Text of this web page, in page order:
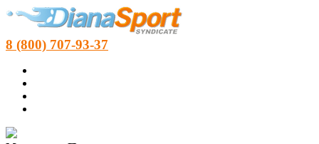
8 (800) 707-93-37